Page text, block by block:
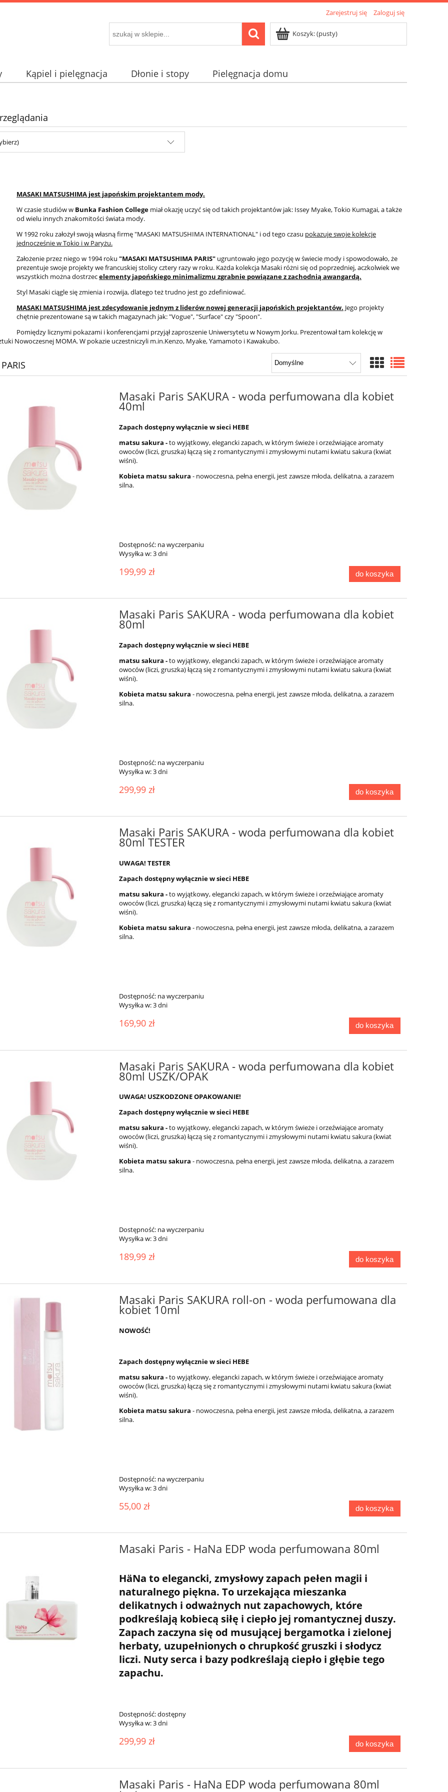
Zarejestruj się Zaloguj się
Koszyk:(pusty)
Kąpiel i pielęgnacja Dłonie i stopy Pielęgnacja domu
MASAKI MATSUSHIMA jest japońskim projektantem mody.
W czasie studiów w Bunka Fashion College miał okazję uczyć się od takich projektantów jak: Issey Myake, Tokio Kumagai, a także
od wielu innych znakomitości świata mody.
W 1992 roku założył swoją własną firmę "MASAKI MATSUSHIMA INTERNATIONAL" i od tego czasu pokazuje swoje kolekcje
jednocześnie w Tokio i w Paryżu.
Założenie przez niego w 1994 roku "MASAKI MATSUSHIMA PARIS" ugruntowało jego pozycję w świecie mody i spowodowało, że
prezentuje swoje projekty we francuskiej stolicy cztery razy w roku. Każda kolekcja Masaki różni się od poprzedniej, aczkolwiek we
wszystkich można dostrzecelementy japońskiego minimalizmu zgrabnie powiązane z zachodnią awangardą.
Styl Masaki ciągle się zmienia i rozwija, dlatego też trudno jest go zdefiniować.
MASAKI MATSUSHIMA jest zdecydowanie jednym z liderów nowej generacji japońskich projektantów. Jego projekty
chętnie prezentowane są w takich magazynach jak: "Vogue", "Surface" czy "Spoon".
Pomiędzy licznymi pokazami i konferencjami przyjął zaproszenie Uniwersytetu w Nowym Jorku. Prezentował tam kolekcję w
Nowoczesnej MOMA. W pokazie uczestniczyli m.in.Kenzo, Myake, Yamamoto i Kawakubo.
Masaki Paris SAKURA - woda perfumowana dla kobiet
40ml
Zapach dostępny wyłącznie w sieci HEBE
matsu sakura -to wyjątkowy, elegancki zapach, w którym świeże i orzeźwiające aromaty
owoców (liczi, gruszka) łączą się z romantycznymi i zmysłowymi nutami kwiatu sakura (kwiat
wiśni).
Kobieta matsu sakura - nowoczesna, pełna energii, jest zawsze młoda, delikatna, a zarazem
silna.
Dostępność: na wyczerpaniu
Wysyłka w:3 dni
199,99 zł do koszyka
Masaki Paris SAKURA - woda perfumowana dla kobiet
80ml
Zapach dostępny wyłącznie w sieci HEBE
matsu sakura -to wyjątkowy, elegancki zapach, w którym świeże i orzeźwiające aromaty
owoców (liczi, gruszka) łączą się z romantycznymi i zmysłowymi nutami kwiatu sakura (kwiat
wiśni).
Kobieta matsu sakura - nowoczesna, pełna energii, jest zawsze młoda, delikatna, a zarazem
silna.
Dostępność: na wyczerpaniu
Wysyłka w:3 dni
299,99 zł do koszyka
Masaki Paris SAKURA - woda perfumowana dla kobiet
80ml TESTER
UWAGA! TESTER
Zapach dostępny wyłącznie w sieci HEBE
matsu sakura -to wyjątkowy, elegancki zapach, w którym świeże i orzeźwiające aromaty
owoców (liczi, gruszka) łączą się z romantycznymi i zmysłowymi nutami kwiatu sakura (kwiat
wiśni).
Kobieta matsu sakura - nowoczesna, pełna energii, jest zawsze młoda, delikatna, a zarazem
silna.
Dostępność: na wyczerpaniu
Wysyłka w:3 dni
169,90 zł do koszyka
Masaki Paris SAKURA - woda perfumowana dla kobiet
80ml USZK/OPAK
UWAGA! USZKODZONE OPAKOWANIE!
Zapach dostępny wyłącznie w sieci HEBE
matsu sakura -to wyjątkowy, elegancki zapach, w którym świeże i orzeźwiające aromaty
owoców (liczi, gruszka) łączą się z romantycznymi i zmysłowymi nutami kwiatu sakura (kwiat
wiśni).
Kobieta matsu sakura - nowoczesna, pełna energii, jest zawsze młoda, delikatna, a zarazem
silna.
Dostępność: na wyczerpaniu
Wysyłka w:3 dni
189,99 zł do koszyka
Masaki Paris SAKURA roll-on - woda perfumowana dla
kobiet 10ml
NOWOŚĆ!
Zapach dostępny wyłącznie w sieci HEBE
matsu sakura -to wyjątkowy, elegancki zapach, w którym świeże i orzeźwiające aromaty
owoców (liczi, gruszka) łączą się z romantycznymi i zmysłowymi nutami kwiatu sakura (kwiat
wiśni).
Kobieta matsu sakura - nowoczesna, pełna energii, jest zawsze młoda, delikatna, a zarazem
silna.
Dostępność: na wyczerpaniu
Wysyłka w:3 dni
55,00 zł do koszyka
Masaki Paris - HaNa EDP woda perfumowana 80ml
HäNa to elegancki, zmysłowy zapach pełen magii i
naturalnego piękna. To urzekająca mieszanka
delikatnych i odważnych nut zapachowych, które
podkreślają kobiecą siłę i ciepło jej romantycznej duszy.
Zapach zaczyna się od musującej bergamotka i zielonej
herbaty, uzupełnionych o chrupkość gruszki i słodycz
liczi. Nuty serca i bazy podkreślają ciepło i głębie tego
zapachu.
Dostępność:dostępny
Wysyłka w:3 dni
299,99 zł do koszyka
Masaki Paris - HaNa EDP woda perfumowana 80ml